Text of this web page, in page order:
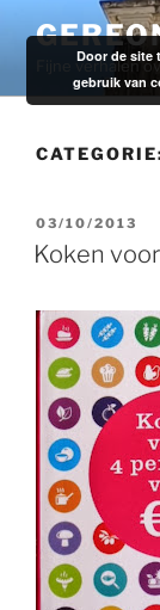
naar
inhoud
Fijne verhalen
GEPLAATST
OP
03/10/2013
Koken
Door de site
gebruik van